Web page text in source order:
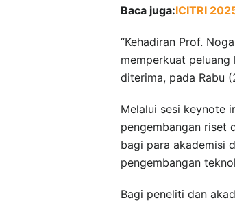
Baca juga:ICITRI
“Kehadiran Prof.
memperkuat
diterima, pada Rabu
Melalui sesi keynote
pengembangan riset
bagi para akademisi
pengembangan
Bagi peneliti dan